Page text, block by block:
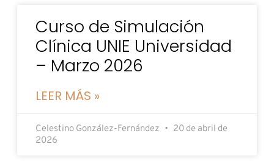
Curso de Simulación
Clínica UNIE Universidad
– Marzo 2026
LEER MÁS »
Celestino González-Fernández
20 de abril de
2026